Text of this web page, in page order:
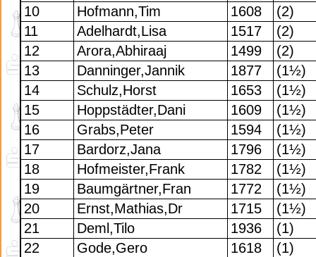
10
Hofmann,Tim 1608
(2)
11
Adelhardt,Lisa 1517
(2)
12
Arora,Abhiraaj 1499
(2)
13
Danninger,Jannik 1877
(1½)
14
Schulz,Horst 1653
(1½)
15
Hoppstädter,Dani 1609
(1½)
16
Grabs,Peter 1594
(1½)
17
Bardorz,Jana 1796
(1½)
18
Hofmeister,Frank 1782
(1½)
19
Baumgärtner,Fran 1772
(1½)
20
Ernst,Mathias,Dr 1715
(1½)
21
Deml,Tilo 1936
(1)
22
Gode,Gero 1618
(1)